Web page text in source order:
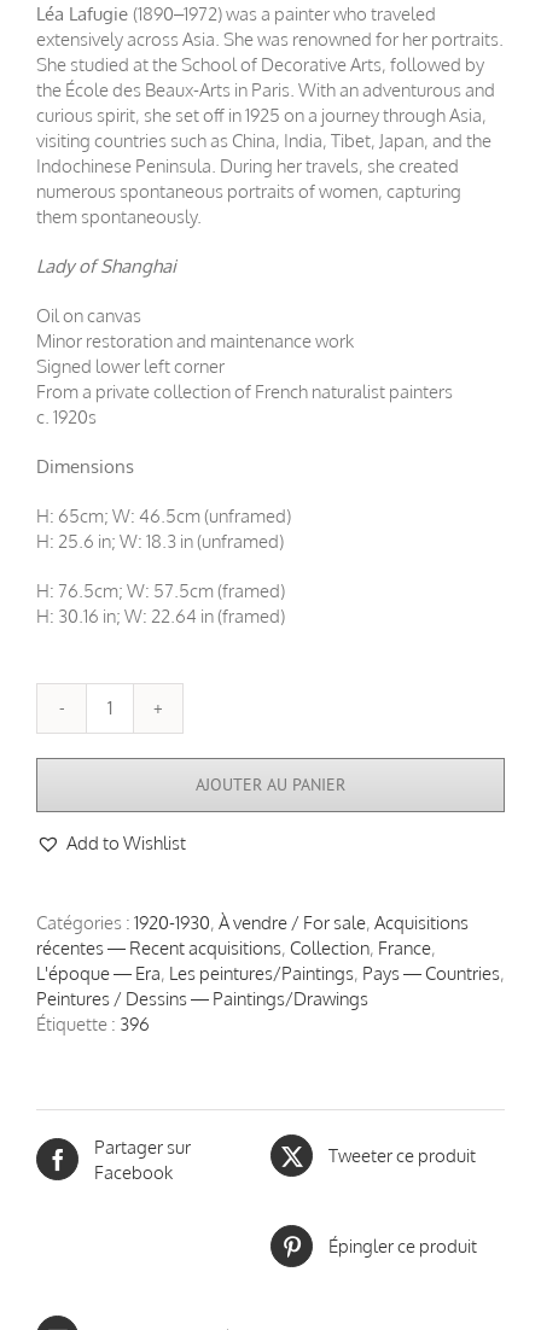
Léa Lafugie (1890–1972) was a painter who traveled
extensively across Asia. She was renowned for her portraits.
She studied at the School of Decorative Arts, followed by
the École des Beaux-Arts in Paris. With an adventurous and
curious spirit, she set off in 1925 on a journey through Asia,
visiting countries such as China, India, Tibet, Japan, and the
Indochinese Peninsula. During her travels, she created
numerous spontaneous portraits of women, capturing
them spontaneously.
Lady of Shanghai
Oil on canvas
Minor restoration and maintenance work
Signed lower left corner
From a private collection of French naturalist painters
c. 1920s
Dimensions
H: 65cm; W: 46.5cm (unframed)
H: 25.6 in; W: 18.3 in (unframed)
H: 76.5cm; W: 57.5cm (framed)
H: 30.16 in; W: 22.64 in (framed)
quantité
Léa
1972)
AJOUTER AU PANIER
Add to Wishlist
Catégories : 1920-1930, À vendre / For sale, Acquisitions
récentes — Recent acquisitions, Collection, France,
L'époque — Era, Les peintures/Paintings, Pays — Countries,
Peintures / Dessins — Paintings/Drawings
Étiquette : 396
Partager sur
Facebook
Tweeter ce produit
Épingler ce produit